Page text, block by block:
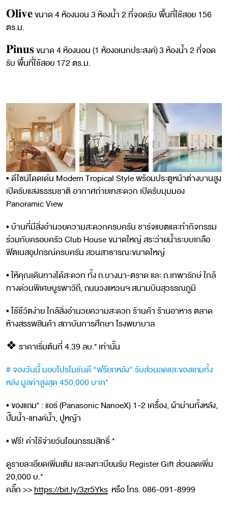
𝐎𝐥𝐢𝐯𝐞 ขนาด 4 ห้องนอน 3 ห้องน้ำ 2 ที่จอดรับ พื้นที่ใช้สอย 156
ตร.ม.
𝐏𝐢𝐧𝐮𝐬 ขนาด 4 ห้องนอน (1 ห้องอเนกประสงค์) 3 ห้องน้ำ 2 ที่จอด
รับ พื้นที่ใช้สอย 172 ตร.ม.
• ดีไซน์โดดเด่น Modern Tropical Style พร้อมประตูหน้าต่างบานสูง
เปิดรับแสงธรรมชาติ อากาศถ่ายเทสะดวก เปิดรับมุมมอง
Panoramic View
• บ้านที่มีสิ่งอำนวยความสะดวกครบครัน ชาร์จแบตและทำกิจกรรม
ร่วมกับครอบครัว Club House ขนาดใหญ่ สระว่ายน้ำระบบเกลือ
ฟิตเนสอุปกรณ์ครบครัน สวนสาธารณะขนาดใหญ่
• ให้คุณเดินทางได้สะดวก ทั้ง ถ.บางนา-ตราด และ ถ.เทพารักษ์ ใกล้
ทางด่วนพิเศษบูรพาวิถี, ถนนวงแหวนฯ สนามบินสุวรรณภูมิ
• ใช้ชีวิตง่าย ใกล้สิ่งอำนวยความสะดวก ร้านค้า ร้านอาหาร ตลาด
ห้างสรรพสินค้า สถาบันการศึกษา โรงพยาบาล
❖ ราคาเริ่มต้นที่ 4.39 ลบ.* เท่านั้น
# จองวันนี้ มอบโปรโมชันดี “ฟรียกหลัง” รับส่วนลดและของแถมทั้ง
หลัง มูลค่าสูงสุด 450,000 บาท*
• ของแถม* : แอร์ (Panasonic NanoeX) 1-2 เครื่อง, ผ้าม่านทั้งหลัง,
ปั๊มน้ำ-แทงค์น้ำ, ปูหญ้า
• ฟรี! ค่าใช้จ่ายวันโอนกรรมสิทธิ์ *
ดูรายละเอียดเพิ่มเติม และลงทะเบียนรับ Register Gift ส่วนลดเพิ่ม
20,000 บ.*
คลิ๊ก >>https://bit.ly/3zr5Yks หรือ โทร. 086-091-8999